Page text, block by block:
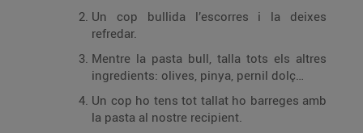
Un cop bullida l’escorres i la deixes
refredar.
Mentre la pasta bull, talla tots els altres
ingredients: olives, pinya, pernil dolç…
Un cop ho tens tot tallat ho barreges amb
la pasta al nostre recipient.